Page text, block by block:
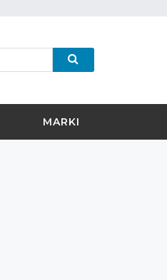
MARKI